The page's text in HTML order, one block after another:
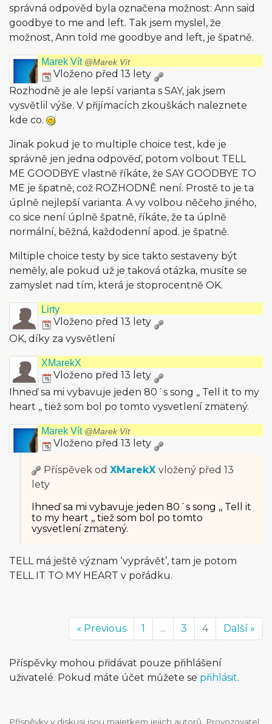
správná odpověd byla označena možnost: Ann said
goodbye to me and left. Tak jsem myslel, že
možnost, Ann told me goodbye and left, je špatně.
Marek Vít @Marek Vít
Vloženo před 13 lety
Rozhodně je ale lepší varianta s SAY, jak jsem
vysvětlil výše. V přijímacích zkouškách naleznete
kde co.
Jinak pokud je to multiple choice test, kde je
správně jen jedna odpověď, potom volbout TELL
ME GOODBYE vlastně říkáte, že SAY GOODBYE TO
ME je špatně, což ROZHODNĚ není. Prostě to je ta
úplně nejlepší varianta. A vy volbou něčeho jiného,
co sice není úplně špatně, říkáte, že ta úplně
normální, běžná, každodenní apod. je špatně.
Miltiple choice testy by sice takto sestaveny být
neměly, ale pokud už je taková otázka, musíte se
zamyslet nad tím, která je stoprocentně OK.
Lirty
Vloženo před 13 lety
OK, díky za vysvětlení
XMarekX
Vloženo před 13 lety
Ihneď sa mi vybavuje jeden 80´s song ,, Tell it to my
heart ,, tiež som bol po tomto vysvetlení zmätený.
Marek Vít @Marek Vít
Vloženo před 13 lety
Příspěvek od XMarekX vložený před 13
lety
Ihneď sa mi vybavuje jeden 80´s song ,, Tell it
to my heart ,, tiež som bol po tomto
vysvetlení zmätený.
TELL má ještě význam ‘vyprávět’, tam je potom
TELL IT TO MY HEART v pořádku.
« Previous 1 ... 3 4 Další »
Příspěvky mohou přidávat pouze přihlášení
uživatelé. Pokud máte účet můžete se přihlásit.
Příspěvky v diskusi jsou majetkem jejich autorů. Provozovatel